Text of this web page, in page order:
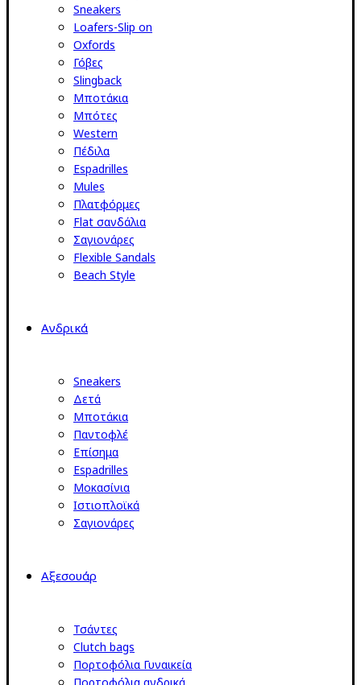
Sneakers
Loafers-Slip on
Oxfords
Γόβες
Slingback
Μποτάκια
Μπότες
Western
Πέδιλα
Espadrilles
Mules
Πλατφόρμες
Flat σανδάλια
Σαγιονάρες
Flexible Sandals
Beach Style
Ανδρικά
Sneakers
Δετά
Μποτάκια
Παντοφλέ
Επίσημα
Espadrilles
Μοκασίνια
Ιστιοπλοϊκά
Σαγιονάρες
Αξεσουάρ
Τσάντες
Clutch bags
Πορτοφόλια Γυναικεία